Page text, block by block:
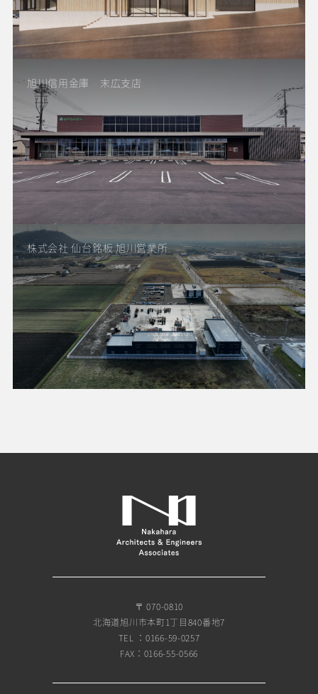
旭川信用金庫 末広支店
株式会社 仙台銘板 旭川営業所
〒 070-0810
北海道旭川市本町1丁目840番地7
TEL ：0166-59-0257
FAX：0166-55-0566